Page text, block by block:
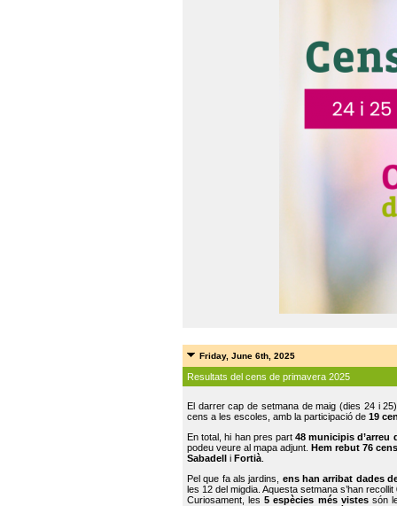
Friday, June 6th, 2025
Resultats del cens de primavera 2025
El darrer cap de setmana de maig (dies 24 i
cens a les escoles, amb la participació de 19
En total, hi han pres part48 municipis d’arreu
podeu veure al mapa adjunt. Hem rebut 76
Sabadell i Fortià
Pel que fa als jardins, ens han arribat dades
les 12 del migdia. Aquesta setmana s’han recollit
Curiosament, les5 espècies més vistessón